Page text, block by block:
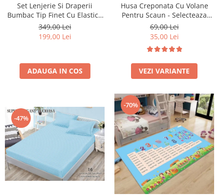
Set Lenjerie Si Draperii
Bumbac Tip Finet Cu Elastic -
Dansul Fluturilor
349,00 Lei
199,00 Lei
ADAUGA IN COS
Husa Creponata Cu Volane
Pentru Scaun - Selecteaza
Culoarea Dorita
69,00 Lei
35,00 Lei
VEZI VARIANTE
-47%
-70%